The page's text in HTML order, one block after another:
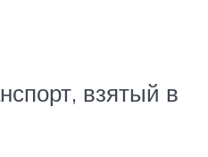
взятый в